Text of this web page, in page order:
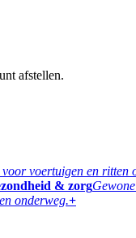
afstellen.
voor voertuigen en ritten
& zorg
onderweg.+